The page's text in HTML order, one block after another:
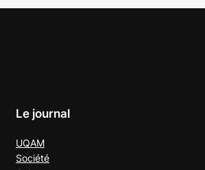
Le journal
UQAM
Société